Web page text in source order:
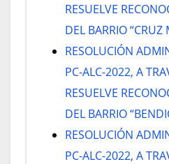
RESUELVE
DEL BARRIO “CRUZ
RESOLUCIÓN
PC-ALC-2022, A
RESUELVE
DEL BARRIO
RESOLUCIÓN
PC-ALC-2022, A